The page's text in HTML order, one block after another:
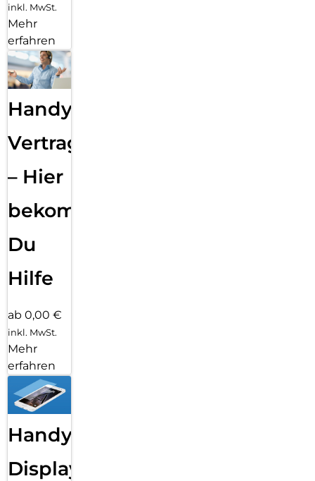
inkl. MwSt.
Mehr
erfahren
Handy
Vertragsabwicklung
– Hier
bekommst
Du
Hilfe
ab 0,00 €
inkl. MwSt.
Mehr
erfahren
Handy
Displayfolie